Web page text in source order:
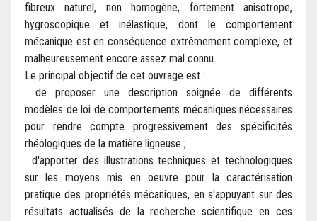
fibreux naturel, non homogène, fortement anisotrope,
hygroscopique et inélastique, dont le comportement
mécanique est en conséquence extrêmement complexe, et
malheureusement encore assez mal connu.
Le principal objectif de cet ouvrage est :
. de proposer une description soignée de différents
modèles de loi de comportements mécaniques nécessaires
pour rendre compte progressivement des spécificités
rhéologiques de la matière ligneuse ;
. d'apporter des illustrations techniques et technologiques
sur les moyens mis en oeuvre pour la caractérisation
pratique des propriétés mécaniques, en s'appuyant sur des
résultats actualisés de la recherche scientifique en ces